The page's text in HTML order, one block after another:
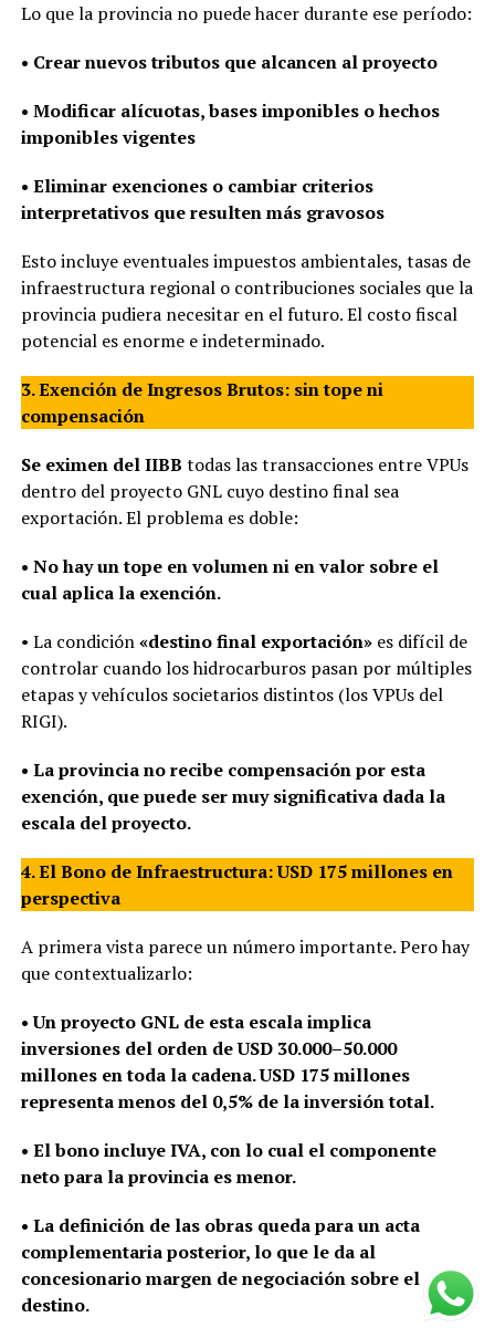
Lo que la provincia no puede hacer durante ese período:
• Crear nuevos tributos que alcancen al proyecto
• Modificar alícuotas, bases imponibles o hechos
imponibles vigentes
• Eliminar exenciones o cambiar criterios
interpretativos que resulten más gravosos
Esto incluye eventuales impuestos ambientales, tasas de
infraestructura regional o contribuciones sociales que la
provincia pudiera necesitar en el futuro. El costo fiscal
potencial es enorme e indeterminado.
3. Exención de Ingresos Brutos: sin tope ni
compensación
Se eximen del IIBB todas las transacciones entre VPUs
dentro del proyecto GNL cuyo destino final sea
exportación. El problema es doble:
• No hay un tope en volumen ni en valor sobre el
cual aplica la exención.
• La condición«destino final exportación»es difícil de
controlar cuando los hidrocarburos pasan por múltiples
etapas y vehículos societarios distintos (los VPUs del
RIGI).
• La provincia no recibe compensación por esta
exención, que puede ser muy significativa dada la
escala del proyecto.
4. El Bono de Infraestructura: USD 175 millones en
perspectiva
A primera vista parece un número importante. Pero hay
que contextualizarlo:
• Un proyecto GNL de esta escala implica
inversiones del orden de USD 30.000–50.000
millones en toda la cadena. USD 175 millones
representa menos del 0,5% de la inversión total.
• El bono incluye IVA, con lo cual el componente
neto para la provincia es menor.
• La definición de las obras queda para un acta
complementaria posterior, lo que le da al
concesionario margen de negociación sobre el
destino.